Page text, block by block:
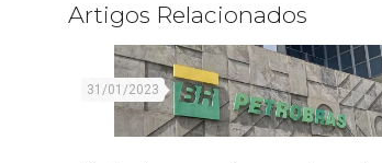
Artigos Relacionados
31/01/2023